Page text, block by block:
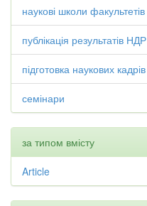
наукові школи факультетів
публікація результатів НДР
підготовка наукових кадрів
семінари
за типом вмісту
Article